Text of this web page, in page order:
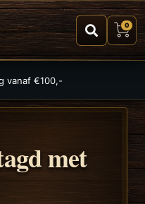
0
vanaf €100,-
met